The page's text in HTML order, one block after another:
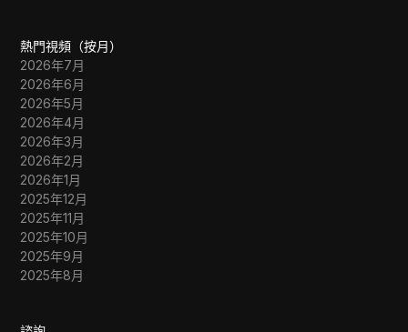
熱門視頻（按月）
2026年7月
2026年6月
2026年5月
2026年4月
2026年3月
2026年2月
2026年1月
2025年12月
2025年11月
2025年10月
2025年9月
2025年8月